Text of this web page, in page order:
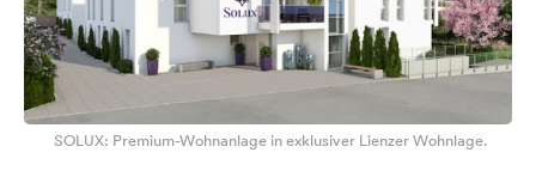
SOLUX: Premium-Wohnanlage in exklusiver Lienzer Wohnlage.